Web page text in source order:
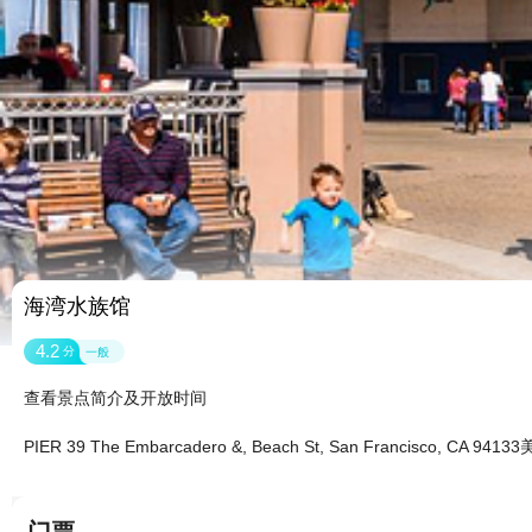
海湾水族馆
4.2 分 一般
查看景点简介及开放时间
PIER 39 The Embarcadero &, Beach St, San Francisco, CA 94133